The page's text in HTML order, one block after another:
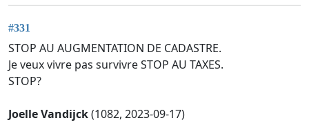
#331
STOP AU AUGMENTATION DE CADASTRE.
Je veux vivre pas survivre STOP AU TAXES.
STOP?
Joelle Vandijck(1082, 2023-09-17)